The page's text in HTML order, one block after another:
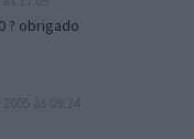
? obrigado